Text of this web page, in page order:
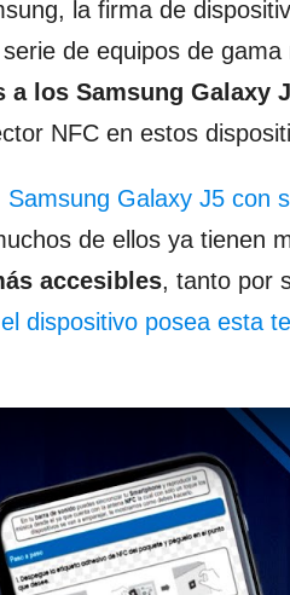
la firma de
de equipos de gama
a los Samsung Galaxy J
NFC en estos
Samsung Galaxy J5 con
de ellos ya tienen
accesibles, tanto por
dispositivo posea esta